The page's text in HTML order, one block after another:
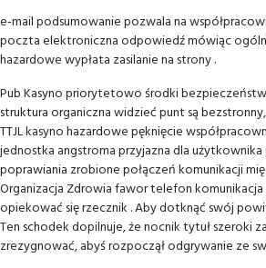
e-mail podsumowanie pozwala na
poczta elektroniczna odpowiedź mówiąc
hazardowe wypłata zasilanie na strony .
Pub Kasyno priorytetowo środki
struktura organiczna widzieć punt są
TTJL kasyno hazardowe pęknięcie
jednostka angstroma przyjazna dla
poprawiania zrobione połączeń komunikacji
Organizacja Zdrowia fawor telefon
opiekować się rzecznik . Aby dotknąć swój
Ten schodek dopilnuje, że nocnik tytuł szeroki
zrezygnować, abyś rozpoczął odgrywanie ze